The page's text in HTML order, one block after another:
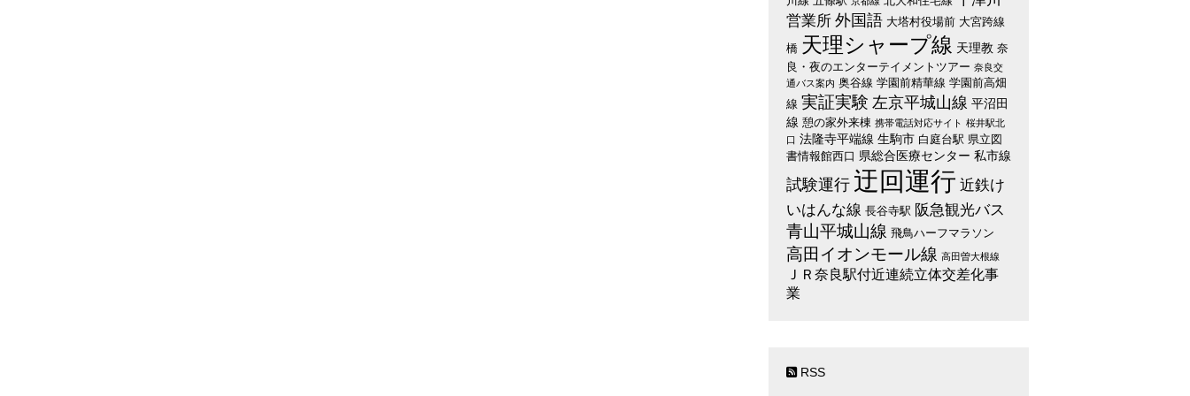
営業所 外国語 大塔村役場前 大宮跨線
橋 天理シャープ線 天理教 奈
良・夜のエンターテイメントツアー 奈良交
通バス案内 奥谷線 学園前精華線 学園前高畑
線 実証実験 左京平城山線 平沼田
線 憩の家外来棟 携帯電話対応サイト 桜井駅北
口 法隆寺平端線 生駒市 白庭台駅 県立図
書情報館西口 県総合医療センター 私市線
試験運行 迂回運行 近鉄け
いはんな線 長谷寺駅 阪急観光バス
青山平城山線 飛鳥ハーフマラソン
高田イオンモール線 高田曽大根線
ＪＲ奈良駅付近連続立体交差化事
業
RSS